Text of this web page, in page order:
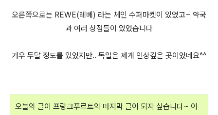
오른쪽으로는 REWE(레베) 라는 체인 수퍼마켓이 있었고~ 약국
과 여러 상점들이 있었습니다
겨우 두달 정도를 있었지만.. 독일은 제게 인상깊은 곳이었네요^^
오늘의 글이 프랑크푸르트의 마지막 글이 되지 싶습니다~ 이